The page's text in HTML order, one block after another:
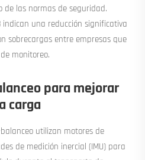
las normas de seguridad.
una reducción significativa
sobrecargas entre empresas que
monitoreo.
para mejorar
carga
utilizan motores de
de medición inercial (IMU) para